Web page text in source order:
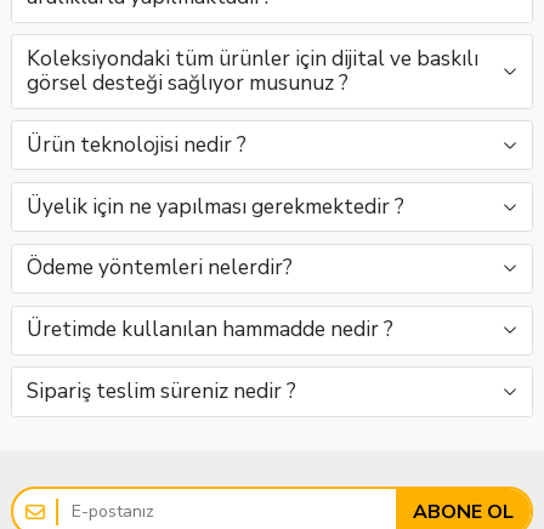
Toptan
Satış..
estetiğ..yeşil
tonla..
SatışClaro
Asya,
d..
y..
tonu
i..
Koleksiyondaki tüm ürünler için dijital ve baskılı
görsel desteği sağlıyor musunuz ?
Ürün teknolojisi nedir ?
Üyelik için ne yapılması gerekmektedir ?
Ödeme yöntemleri nelerdir?
Üretimde kullanılan hammadde nedir ?
Sipariş teslim süreniz nedir ?
ABONE OL